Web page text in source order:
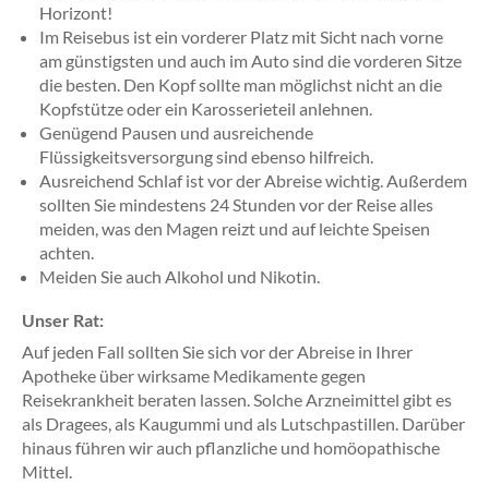
Horizont!
Im Reisebus ist ein vorderer Platz mit Sicht nach vorne
am günstigsten und auch im Auto sind die vorderen Sitze
die besten. Den Kopf sollte man möglichst nicht an die
Kopfstütze oder ein Karosserieteil anlehnen.
Genügend Pausen und ausreichende
Flüssigkeitsversorgung sind ebenso hilfreich.
Ausreichend Schlaf ist vor der Abreise wichtig. Außerdem
sollten Sie mindestens 24 Stunden vor der Reise alles
meiden, was den Magen reizt und auf leichte Speisen
achten.
Meiden Sie auch Alkohol und Nikotin.
Unser Rat:
Auf jeden Fall sollten Sie sich vor der Abreise in Ihrer
Apotheke über wirksame Medikamente gegen
Reisekrankheit beraten lassen. Solche Arzneimittel gibt es
als Dragees, als Kaugummi und als Lutschpastillen. Darüber
hinaus führen wir auch pflanzliche und homöopathische
Mittel.